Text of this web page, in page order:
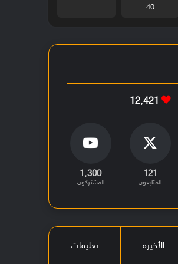
40
12٬421
121
المتابعون
1٬300
المشتركون
الأخيرة تعليقات